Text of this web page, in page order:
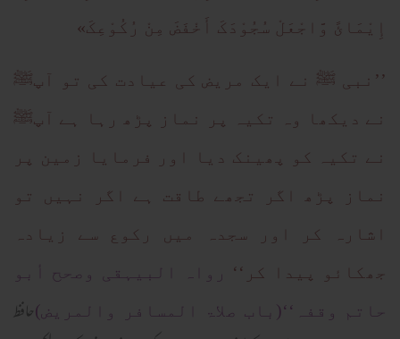
إِیْمَائً وَّاجْعَلْ سُجُوْدَکَ أَخْفَضَ مِنْ رُکُوْعِکَ»
’’نبی ﷺ نے ایک مریض کی عیادت کی تو آپﷺ
نے دیکھا وہ تکیہ پر نماز پڑھ رہا ہے آپﷺ
نے تکیہ کو پھینک دیا اور فرمایا زمین پر
نماز پڑھ اگر تجھے طاقت ہے اگر نہیں تو
اشارہ کر اور سجدہ میں رکوع سے زیادہ
جھکائو پیدا کر‘‘ رواہ البیہقی وصحح أبو
حاتم وقفہ‘‘(باب صلاۃ المسافر والمریض)حافظ